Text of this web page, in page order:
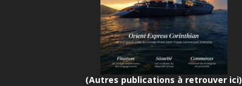
(Autres publications à retrouver ici)